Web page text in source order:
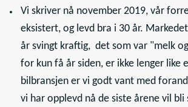
Vi skriver nå november 2019, vår
eksistert, og levd bra i 30 år.
år svingt kraftig, det som var "melk
for kun få år siden, er ikke lenger like
bilbransjen er vi godt vant med
vi har opplevd nå de siste årene vil bli